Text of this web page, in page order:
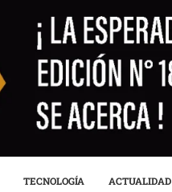
TECNOLOGÍA ACTUALIDAD